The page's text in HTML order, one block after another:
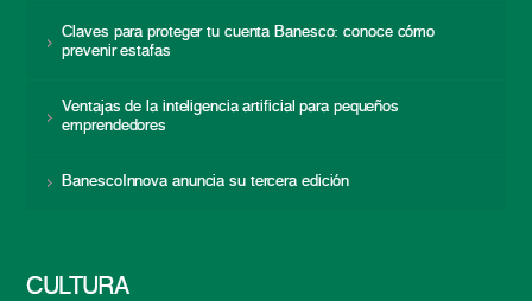
Claves para proteger tu cuenta Banesco: conoce cómo
prevenir estafas
Ventajas de la inteligencia artificial para pequeños
emprendedores
BanescoInnova anuncia su tercera edición
CULTURA